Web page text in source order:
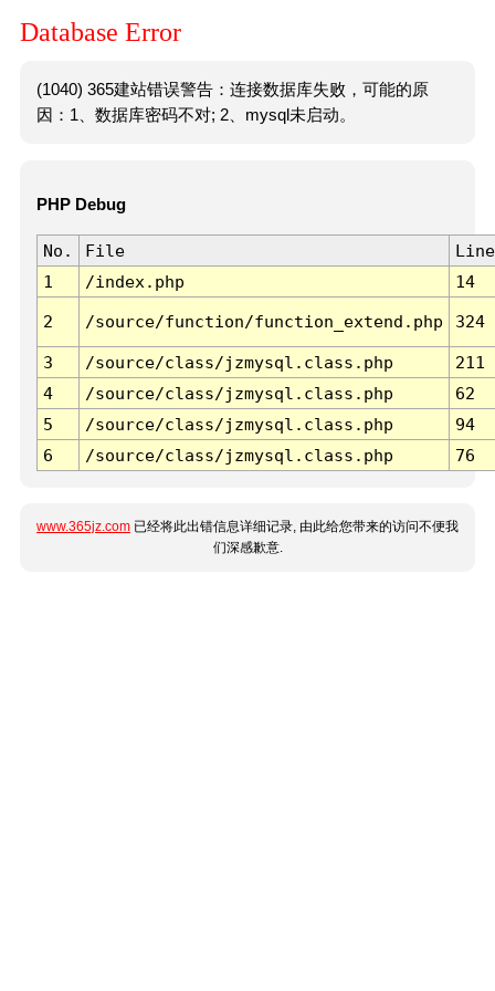
Database Error
(1040) 365建站错误警告：连接数据库失败，可能的原
因：1、数据库密码不对; 2、mysql未启动。
PHP Debug
No. File
Line
1
/index.php 14
2 /source/function/function_extend.php 324
3 /source/class/jzmysql.class.php
211
4
/source/class/jzmysql.class.php
62
5
/source/class/jzmysql.class.php
94
6
/source/class/jzmysql.class.php 76
www.365jz.com 已经将此出错信息详细记录, 由此给您带来的访问不便我
们深感歉意.